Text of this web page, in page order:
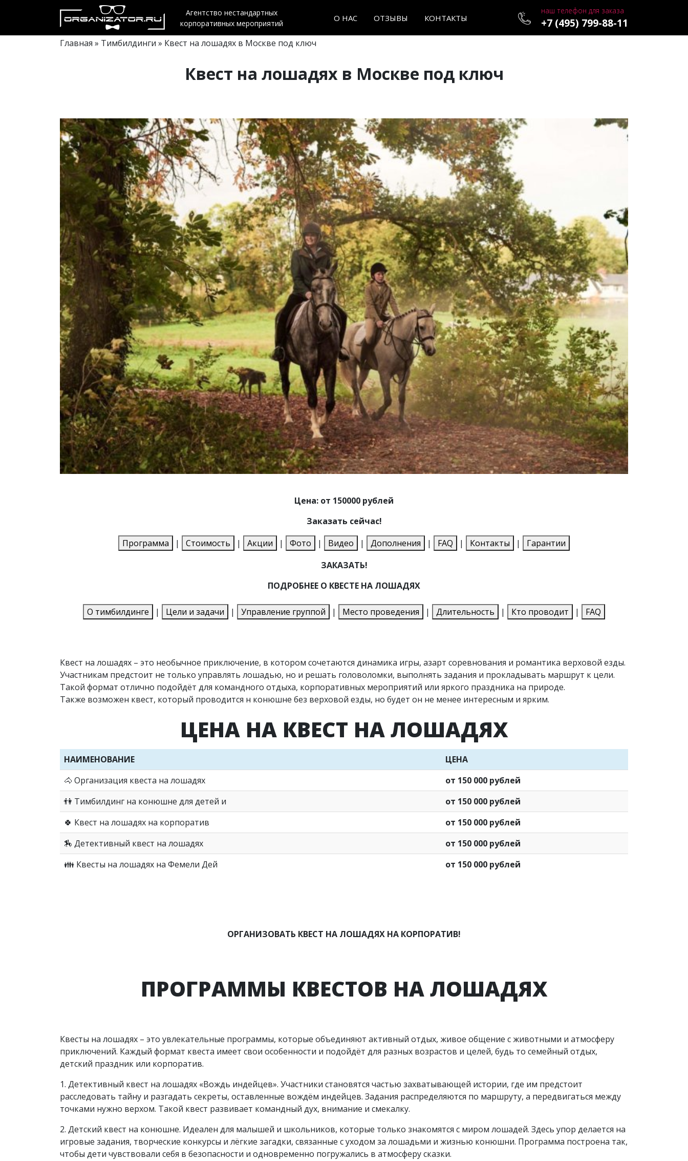
Агентство нестандартных
корпоративных мероприятий
О НАС ОТЗЫВЫ КОНТАКТЫ
наш телефон для заказа
+7 (495) 799-88-11
Главная » Тимбилдинги » Квест на лошадях в Москве под ключ
Квест на лошадях в Москве под ключ
Цена: от 150000 рублей
Заказать сейчас!
Программа
| Стоимость | Акции | Фото | Видео | Дополнения | FAQ | Контакты |
Гарантии
ЗАКАЗАТЬ!
ПОДРОБНЕЕ О КВЕСТЕ НА ЛОШАДЯХ
О тимбилдинге | Цели и задачи | Управление группой | Место проведения | Длительность | Кто проводит | FAQ
Квест на лошадях – это необычное приключение, в котором сочетаются динамика игры, азарт соревнования и романтика верховой езды.
Участникам предстоит не только управлять лошадью, но и решать головоломки, выполнять задания и прокладывать маршрут к цели.
Такой формат отлично подойдёт для командного отдыха, корпоративных мероприятий или яркого праздника на природе.
Также возможен квест, который проводится н конюшне без верховой езды, но будет он не менее интересным и ярким.
ЦЕНА НА КВЕСТ НА ЛОШАДЯХ
НАИМЕНОВАНИЕ
ЦЕНА
🐴 Организация квеста на лошадях
от 150 000 рублей
👫 Тимбилдинг на конюшне для детей и
от 150 000 рублей
🍀 Квест на лошадях на корпоратив
от 150 000 рублей
🏇 Детективный квест на лошадях
от 150 000 рублей
👪 Квесты на лошадях на Фемели Дей
от 150 000 рублей
ОРГАНИЗОВАТЬ КВЕСТ НА ЛОШАДЯХ НА КОРПОРАТИВ!
ПРОГРАММЫ КВЕСТОВ НА ЛОШАДЯХ
Квесты на лошадях – это увлекательные программы, которые объединяют активный отдых, живое общение с животными и атмосферу
приключений. Каждый формат квеста имеет свои особенности и подойдёт для разных возрастов и целей, будь то семейный отдых,
детский праздник или корпоратив.
1. Детективный квест на лошадях «Вождь индейцев». Участники становятся частью захватывающей истории, где им предстоит
расследовать тайну и разгадать секреты, оставленные вождём индейцев. Задания распределяются по маршруту, а передвигаться между
точками нужно верхом. Такой квест развивает командный дух, внимание и смекалку.
2. Детский квест на конюшне. Идеален для малышей и школьников, которые только знакомятся с миром лошадей. Здесь упор делается на
игровые задания, творческие конкурсы и лёгкие загадки, связанные с уходом за лошадьми и жизнью конюшни. Программа построена так,
чтобы дети чувствовали себя в безопасности и одновременно погружались в атмосферу сказки.